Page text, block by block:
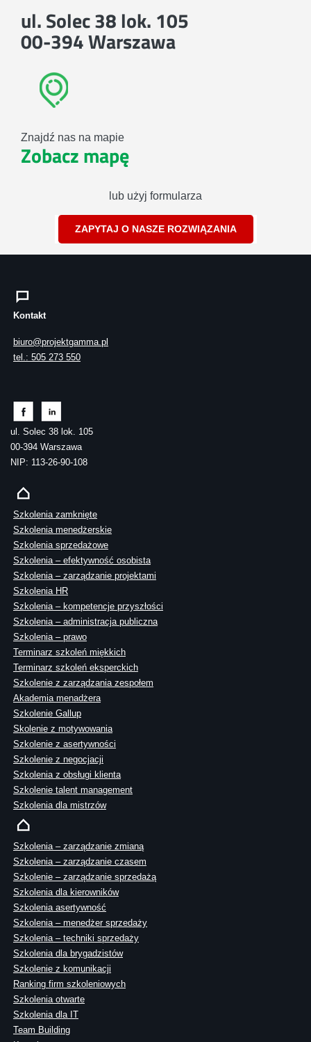
ul. Solec 38 lok. 105
00-394 Warszawa
Znajdź nas na mapie
Zobacz mapę
lub użyj formularza
ZAPYTAJ O NASZE ROZWIĄZANIA
Kontakt
biuro@projektgamma.pl
tel.: 505 273 550
ul. Solec 38 lok. 105
00-394 Warszawa
NIP: 113-26-90-108
Szkolenia zamknięte
Szkolenia menedżerskie
Szkolenia sprzedażowe
Szkolenia – efektywność osobista
Szkolenia – zarządzanie projektami
Szkolenia HR
Szkolenia – kompetencje przyszłości
Szkolenia – administracja publiczna
Szkolenia – prawo
Terminarz szkoleń miękkich
Terminarz szkoleń eksperckich
Szkolenie z zarządzania zespołem
Akademia menadżera
Szkolenie Gallup
Skolenie z motywowania
Szkolenie z asertywności
Szkolenie z negocjacji
Szkolenia z obsługi klienta
Szkolenie talent management
Szkolenia dla mistrzów
Szkolenia – zarządzanie zmianą
Szkolenia – zarządzanie czasem
Szkolenie – zarządzanie sprzedażą
Szkolenia dla kierowników
Szkolenia asertywność
Szkolenia – menedżer sprzedaży
Szkolenia – techniki sprzedaży
Szkolenia dla brygadzistów
Szkolenie z komunikacji
Ranking firm szkoleniowych
Szkolenia otwarte
Szkolenia dla IT
Team Building